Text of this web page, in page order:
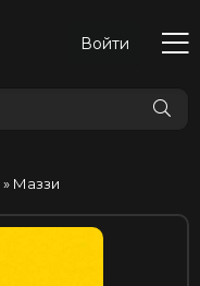
Войти
» Маззи